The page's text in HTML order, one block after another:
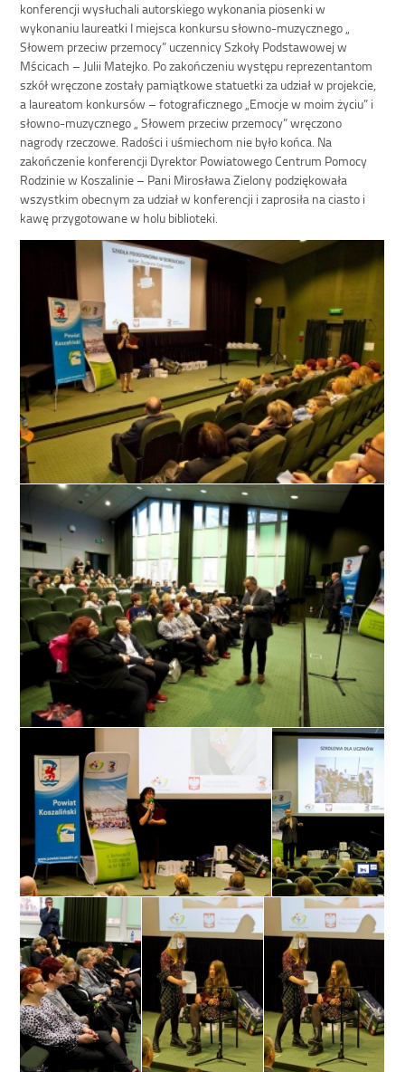
konferencji wysłuchali autorskiego wykonania piosenki w
wykonaniu laureatki I miejsca konkursu słowno-muzycznego „
Słowem przeciw przemocy” uczennicy Szkoły Podstawowej w
Mścicach – Julii Matejko. Po zakończeniu występu reprezentantom
szkół wręczone zostały pamiątkowe statuetki za udział w projekcie,
a laureatom konkursów – fotograficznego „Emocje w moim życiu” i
słowno-muzycznego „ Słowem przeciw przemocy” wręczono
nagrody rzeczowe. Radości i uśmiechom nie było końca. Na
zakończenie konferencji Dyrektor Powiatowego Centrum Pomocy
Rodzinie w Koszalinie – Pani Mirosława Zielony podziękowała
wszystkim obecnym za udział w konferencji i zaprosiła na ciasto i
kawę przygotowane w holu biblioteki.